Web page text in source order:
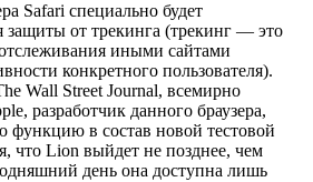
Safari специально будет
от трекинга (трекинг — это
иными сайтами
конкретного пользователя).
Wall Street Journal, всемирно
разработчик данного браузера,
функцию в состав новой тестовой
что Lion выйдет не позднее, чем
день она доступна лишь